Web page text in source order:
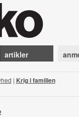
artikler
| Krig i familien